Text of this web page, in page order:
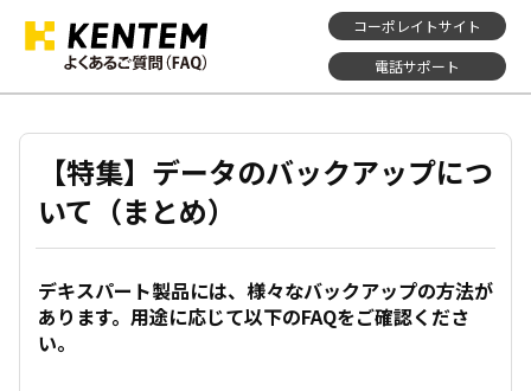
コーポレイトサイト
電話サポート
【特集】データのバックアップにつ
いて（まとめ）
デキスパート製品には、様々なバックアップの方法が
あります。用途に応じて以下のFAQをご確認くださ
い。